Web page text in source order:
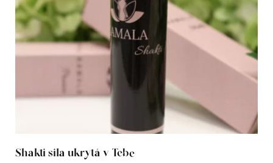
Shakti sila ukrytá v Tebe